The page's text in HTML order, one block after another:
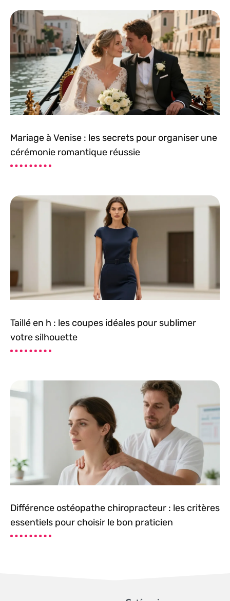
Mariage à Venise : les secrets pour organiser une
cérémonie romantique réussie
Taillé en h : les coupes idéales pour sublimer
votre silhouette
Différence ostéopathe chiropracteur : les critères
essentiels pour choisir le bon praticien